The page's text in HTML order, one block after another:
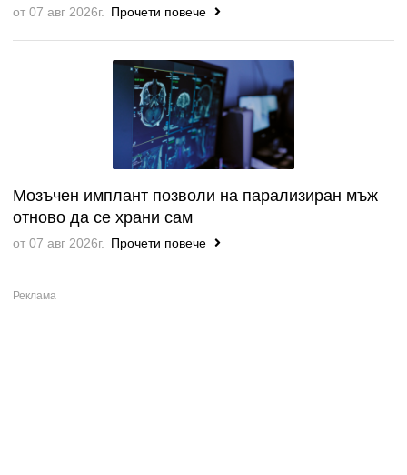
от 07 авг 2026г. Прочети повече
Мозъчен имплант позволи на парализиран мъж
отново да се храни сам
от 07 авг 2026г. Прочети повече